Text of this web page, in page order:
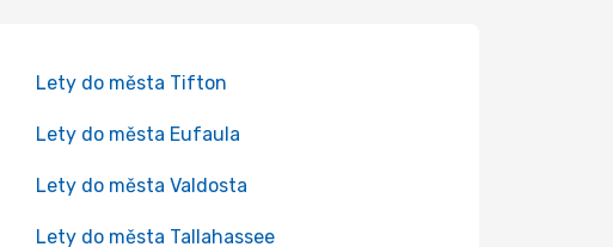
Lety do města Tifton
Lety do města Eufaula
Lety do města Valdosta
Lety do města Tallahassee